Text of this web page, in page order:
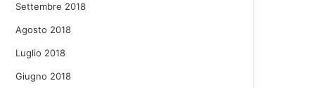
Settembre 2018
Agosto 2018
Luglio 2018
Giugno 2018